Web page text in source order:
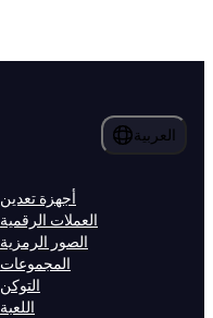
العربية
أجهزة تعدين
العملات الرقمية
الصور الرمزية
المجموعات
التوكن
اللعبة